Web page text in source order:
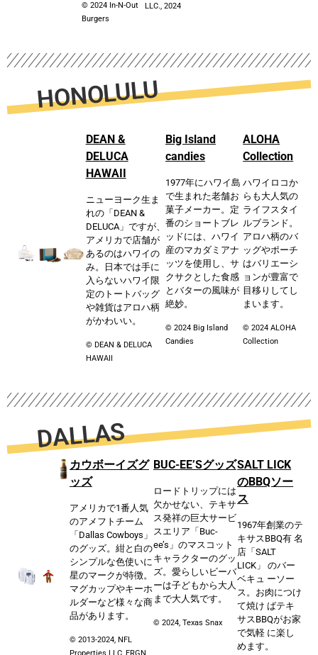
© 2024 In-N-Out
Burgers
LLC., 2024
HONOLULU
DEAN &
DELUCA
HAWAII
ニューヨーク生ま
れの「DEAN &
DELUCA」ですが、
アメリカで店舗が
あるのはハワイの
み。日本では手に
入らないハワイ限
定のトートバッグ
や雑貨はアロハ柄
がかわいい。
© DEAN & DELUCA
HAWAII
Big Island
candies
1977年にハワイ島
で生まれた老舗お
菓子メーカー。定
番のショートブレ
ッドには、ハワイ
産のマカダミアナ
ッツを使用し、サ
クサクとした食感
とバターの風味が
絶妙。
© 2024 Big Island
Candies
ALOHA
Collection
ハワイロコか
らも大人気の
ライフスタイ
ルブランド。
アロハ柄のバ
ッグやポーチ
はバリエーシ
ョンが豊富で
目移りしてし
まいます。
© 2024 ALOHA
Collection
DALLAS
カウボーイズグ
ッズ
アメリカで1番⼈気
のアメフトチーム
「Dallas Cowboys」
のグッズ。紺と⽩の
シンプルな⾊使いに
星のマークが特徴。
マグカップやキーホ
ルダーなど様々な商
品があります。
© 2013-2024, NFL
BUC-EE’Sグッズ
ロードトリップには
⽋かせない、テキサ
ス発祥の巨⼤サービ
スエリア「Buc-
ee’s」のマスコット
キャラクターのグッ
ズ。愛らしいビーバ
ーは⼦どもから⼤⼈
まで⼤⼈気です。
© 2024, Texas Snax
SALT LICK
のBBQソー
ス
1967年創業のテ
キサスBBQ有 名
店「SALT
LICK」 のバー
ベキュ ーソー
ス。お⾁につけ
て焼け ばテキ
サスBBQがお家
で気軽 に楽し
めます。